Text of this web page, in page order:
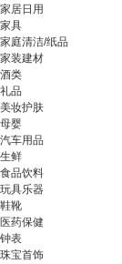
家居日用
家具
家庭清洁/纸品
家装建材
酒类
礼品
美妆护肤
母婴
汽车用品
生鲜
食品饮料
玩具乐器
鞋靴
医药保健
钟表
珠宝首饰